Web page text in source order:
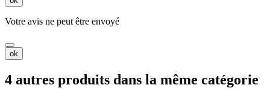
Votre avis ne peut être envoyé
ok
4 autres produits dans la même catégorie